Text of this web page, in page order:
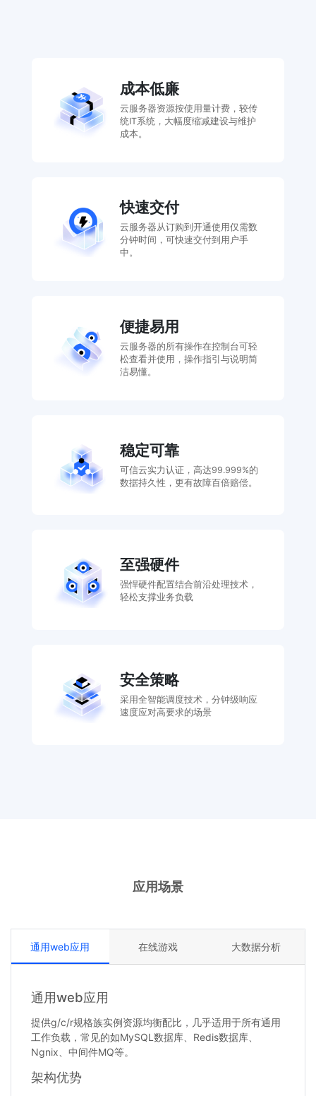
成本低廉
云服务器资源按使用量计费，较传
统IT系统，大幅度缩减建设与维护
成本。
快速交付
云服务器从订购到开通使用仅需数
分钟时间，可快速交付到用户手
中。
便捷易用
云服务器的所有操作在控制台可轻
松查看并使用，操作指引与说明简
洁易懂。
稳定可靠
可信云实力认证，高达99.999%的
数据持久性，更有故障百倍赔偿。
至强硬件
强悍硬件配置结合前沿处理技术，
轻松支撑业务负载
安全策略
采用全智能调度技术，分钟级响应
速度应对高要求的场景
应用场景
通用web应用 在线游戏 大数据分析
通用web应用
提供g/c/r规格族实例资源均衡配比，几乎适用于所有通用
工作负载，常见的如MySQL数据库、Redis数据库、
Ngnix、中间件MQ等。
架构优势